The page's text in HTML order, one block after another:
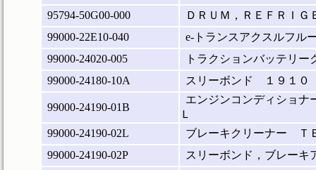
95794-50G00-000
ＤＲＵＭ，ＲＥＦＲＩＧ
99000-22E10-040
e-トランスアクスルフル
99000-24020-005
トラクションバッテリー
99000-24180-10A
スリーボンド １９１０
99000-24190-01B
エンジンコンディショ
Ｌ
99000-24190-02L
ブレーキクリーナー Ｔ
99000-24190-02P
スリーボンド，ブレーキ